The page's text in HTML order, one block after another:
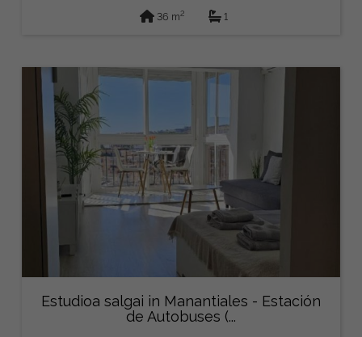
36 m2 1
Estudioa salgai in Manantiales - Estación
de Autobuses (...